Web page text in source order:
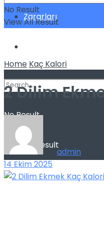
Zararları
No Result
View All Result
No Result
View All Result
Home Kaç Kalori
2 Dilim
admin
14 Ekim 2025